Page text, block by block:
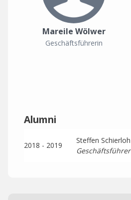
Mareile Wölwer
Geschäftsführerin
Alumni
2018 - 2019
Steffen Schierloh
Geschäftsführer